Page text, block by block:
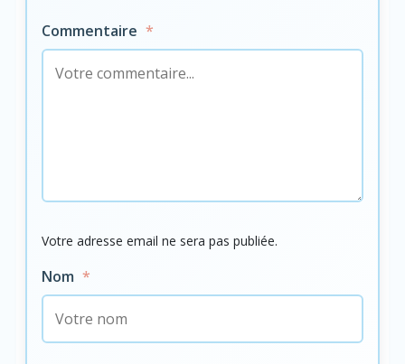
Commentaire *
Votre adresse email ne sera pas publiée.
Nom *